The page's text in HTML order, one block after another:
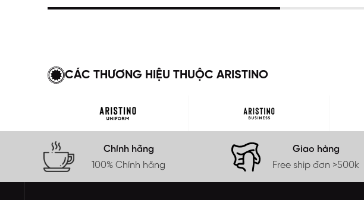
CÁC THƯƠNG HIỆU THUỘC ARISTINO
Chính hãng
100% Chính hãng
Giao hàng
Free ship đơn >500k